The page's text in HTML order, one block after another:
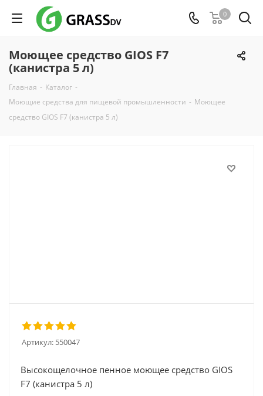
0
Моющее средство GIOS F7
(канистра 5 л)
Главная - Каталог -
Моющие средства для пищевой промышленности - Моющее
средство GIOS F7 (канистра 5 л)
Артикул: 550047
Высокощелочное пенное моющее средство GIOS
F7 (канистра 5 л)